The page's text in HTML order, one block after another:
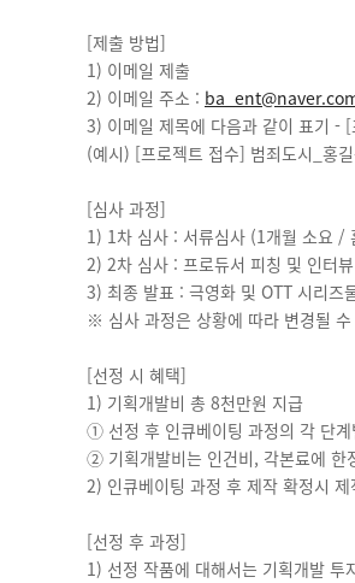
[제출 방법]
1) 이메일 제출
2) 이메일 주소 :
3) 이메일 제목에 다음과 같이 표기 -
(예시) [프로젝트 접수] 범죄도시_홍
[심사 과정]
1) 1차 심사 : 서류심사 (1개월 소요 /
2) 2차 심사 : 프로듀서 피칭 및 인터
3) 최종 발표 : 극영화 및 OTT 시리즈
※ 심사 과정은 상황에 따라 변경될 수
[선정 시 혜택]
1) 기획개발비 총 8천만원 지급
① 선정 후 인큐베이팅 과정의 각 단계
② 기획개발비는 인건비, 각본료에 한
2) 인큐베이팅 과정 후 제작 확정시
[선정 후 과정]
1) 선정 작품에 대해서는 기획개발